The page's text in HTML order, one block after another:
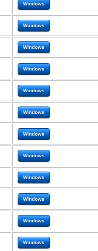
Windows
Windows
Windows
Windows
Windows
Windows
Windows
Windows
Windows
Windows
Windows
Windows